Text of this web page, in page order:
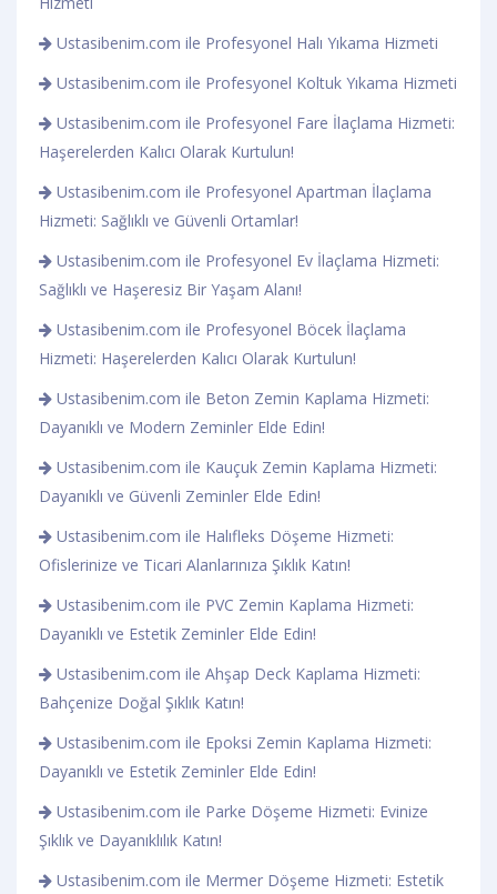
Ustasibenim.com ile Profesyonel Halı Yıkama Hizmeti
Ustasibenim.com ile Profesyonel Koltuk Yıkama Hizmeti
Ustasibenim.com ile Profesyonel Fare İlaçlama Hizmeti:
Haşerelerden Kalıcı Olarak Kurtulun!
Ustasibenim.com ile Profesyonel Apartman İlaçlama
Hizmeti: Sağlıklı ve Güvenli Ortamlar!
Ustasibenim.com ile Profesyonel Ev İlaçlama Hizmeti:
Sağlıklı ve Haşeresiz Bir Yaşam Alanı!
Ustasibenim.com ile Profesyonel Böcek İlaçlama
Hizmeti: Haşerelerden Kalıcı Olarak Kurtulun!
Ustasibenim.com ile Beton Zemin Kaplama Hizmeti:
Dayanıklı ve Modern Zeminler Elde Edin!
Ustasibenim.com ile Kauçuk Zemin Kaplama Hizmeti:
Dayanıklı ve Güvenli Zeminler Elde Edin!
Ustasibenim.com ile Halıfleks Döşeme Hizmeti:
Ofislerinize ve Ticari Alanlarınıza Şıklık Katın!
Ustasibenim.com ile PVC Zemin Kaplama Hizmeti:
Dayanıklı ve Estetik Zeminler Elde Edin!
Ustasibenim.com ile Ahşap Deck Kaplama Hizmeti:
Bahçenize Doğal Şıklık Katın!
Ustasibenim.com ile Epoksi Zemin Kaplama Hizmeti:
Dayanıklı ve Estetik Zeminler Elde Edin!
Ustasibenim.com ile Parke Döşeme Hizmeti: Evinize
Şıklık ve Dayanıklılık Katın!
Ustasibenim.com ile Mermer Döşeme Hizmeti: Estetik